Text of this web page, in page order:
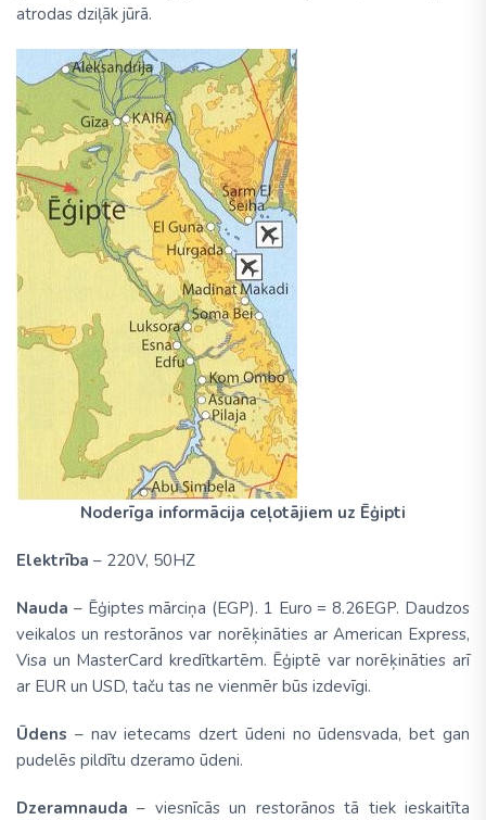
atrodas dziļāk jūrā.
Noderīga informācija ceļotājiem uz Ēģipti
Elektrība – 220V, 50HZ
Nauda – Ēģiptes mārciņa (EGP). 1 Euro = 8.26EGP. Daudzos
veikalos un restorānos var norēķināties ar American Express,
Visa un MasterCard kredītkartēm. Ēģiptē var norēķināties arī
ar EUR un USD, taču tas ne vienmēr būs izdevīgi.
Ūdens – nav ietecams dzert ūdeni no ūdensvada, bet gan
pudelēs pildītu dzeramo ūdeni.
Dzeramnauda – viesnīcās un restorānos tā tiek ieskaitīta